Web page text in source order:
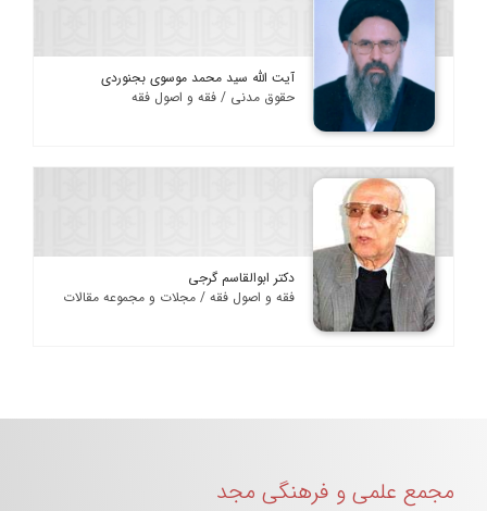
آیت الله سید محمد موسوی بجنوردی
حقوق مدنی / فقه و اصول فقه
دکتر ابوالقاسم گرجی
فقه و اصول فقه / مجلات و مجموعه مقالات
مجمع علمی و فرهنگی مجد